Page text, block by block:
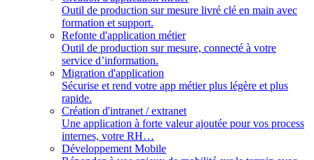
Outil de production sur mesure livré clé en main avec
formation et support.
Refonte d'application métier
Outil de production sur mesure, connecté à votre
service d’information.
Migration d'application
Sécurise et rend votre app métier plus légère et plus
rapide.
Création d'intranet / extranet
Une application à forte valeur ajoutée pour vos process
internes, votre RH…
Développement Mobile